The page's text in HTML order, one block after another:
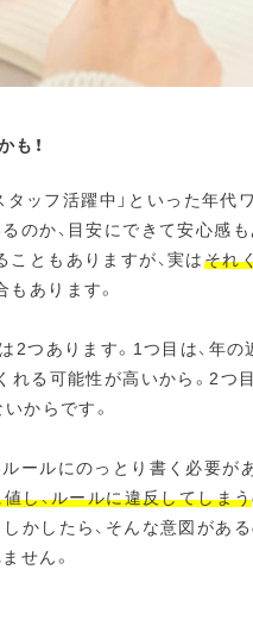
も！
ッフ活躍中」といった年代
のか、目安にできて安心感
ともありますが、実はそれ
あります。
2つあります。1つ目は、年
る可能性が高いから。2つ
からです。
ールにのっとり書く必要が
し、ルールに違反してしまう
かしたら、そんな意図がある
せん。